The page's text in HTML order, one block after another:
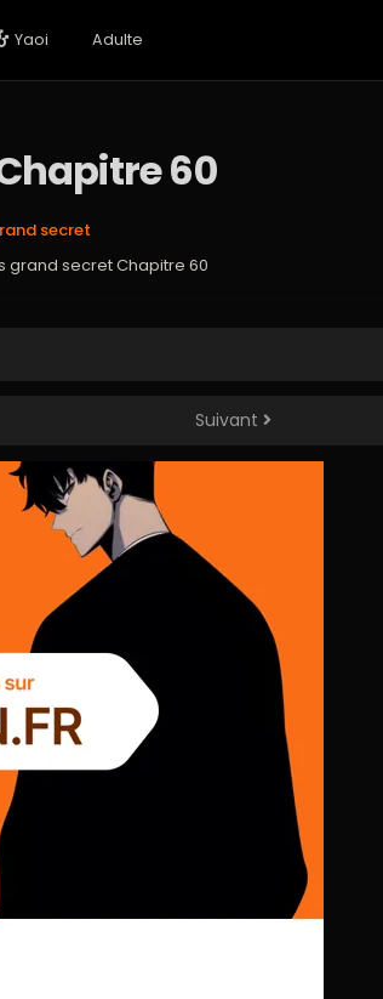
Yaoi Adulte
60
secret
grand secret Chapitre 60
Suivant